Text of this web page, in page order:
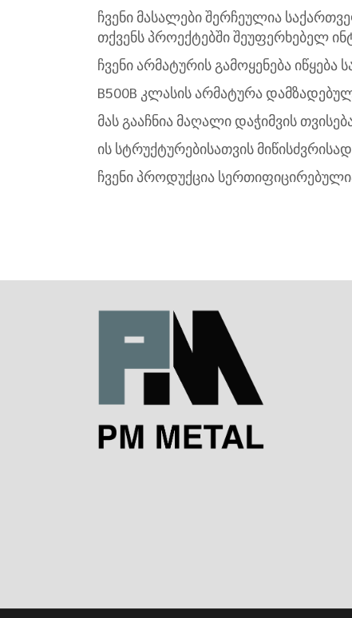
ჩვენი მასალები შერჩეულია
თქვენს პროექტებში შეუფერხებელ
ჩვენი არმატურის გამოყენება
B500B კლასის არმატურა
მას გააჩნია მაღალი დაჭიმვის
ის სტრუქტურებისათვის
ჩვენი პროდუქცია